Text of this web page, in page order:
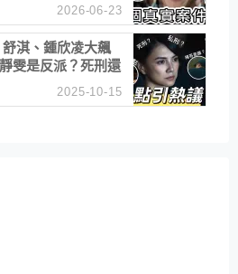
2026-06-23
舒淇、鍾欣凌大飆
雯是反派？死刑還
2025-10-15